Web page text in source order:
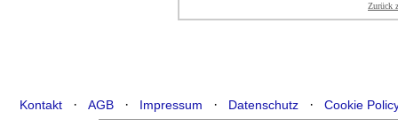
Zurück
Kontakt ·AGB · Impressum · Datenschutz ·Cookie